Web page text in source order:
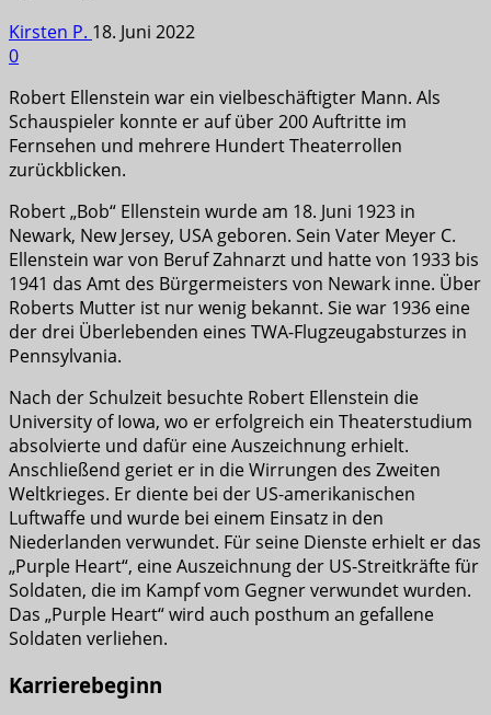
Kirsten P. 18. Juni 2022
0
Robert Ellenstein war ein vielbeschäftigter Mann. Als
Schauspieler konnte er auf über 200 Auftritte im
Fernsehen und mehrere Hundert Theaterrollen
zurückblicken.
Robert „Bob“ Ellenstein wurde am 18. Juni 1923 in
Newark, New Jersey, USA geboren. Sein Vater Meyer C.
Ellenstein war von Beruf Zahnarzt und hatte von 1933 bis
1941 das Amt des Bürgermeisters von Newark inne. Über
Roberts Mutter ist nur wenig bekannt. Sie war 1936 eine
der drei Überlebenden eines TWA-Flugzeugabsturzes in
Pennsylvania.
Nach der Schulzeit besuchte Robert Ellenstein die
University of Iowa, wo er erfolgreich ein Theaterstudium
absolvierte und dafür eine Auszeichnung erhielt.
Anschließend geriet er in die Wirrungen des Zweiten
Weltkrieges. Er diente bei der US-amerikanischen
Luftwaffe und wurde bei einem Einsatz in den
Niederlanden verwundet. Für seine Dienste erhielt er das
„Purple Heart“, eine Auszeichnung der US-Streitkräfte für
Soldaten, die im Kampf vom Gegner verwundet wurden.
Das „Purple Heart“ wird auch posthum an gefallene
Soldaten verliehen.
Karrierebeginn